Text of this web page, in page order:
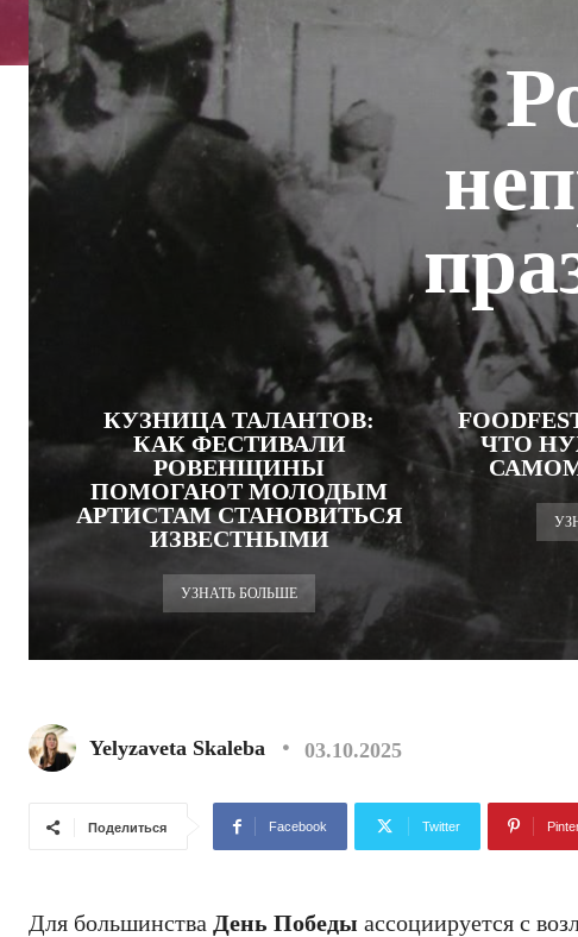
КУЗНИЦА ТАЛАНТОВ:
КАК ФЕСТИВАЛИ
РОВЕНЩИНЫ
ПОМОГАЮТ МОЛОДЫМ
АРТИСТАМ СТАНОВИТЬСЯ
ИЗВЕСТНЫМИ
УЗНАТЬ БОЛЬШЕ
ЧТО
Yelyzaveta Skaleba 03.10.2025
Поделиться Facebook Twitter
Для большинства День Победы ассоциируется с